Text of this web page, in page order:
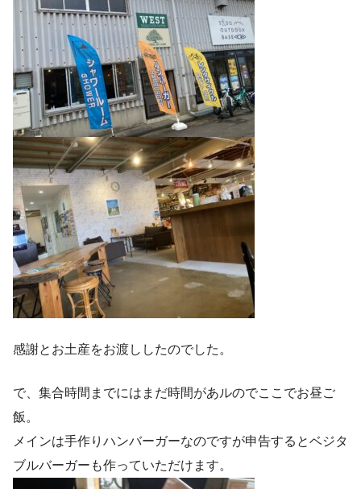
感謝とお土産をお渡ししたのでした。
で、集合時間までにはまだ時間があルのでここでお昼ご
飯。
メインは手作りハンバーガーなのですが申告するとベジタ
ブルバーガーも作っていただけます。